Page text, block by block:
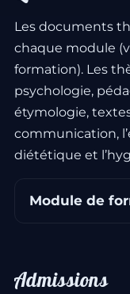
Les documents
chaque module
formation). Les
psychologie,
étymologie,
communication,
diététique et
Module de
Admissions